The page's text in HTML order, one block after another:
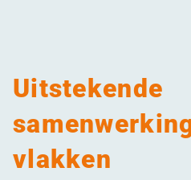
Uitstekende
vlakken